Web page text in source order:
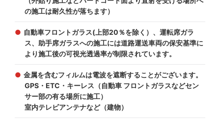
の施工は耐久性が落ちます）
自動車フロントガラス(上部20％を除く）、運転席ガラ
ス、助手席ガラスへの施工には道路運送車両の保安基準に
より施工後の可視光透過率が制限されています。
金属を含むフィルムは電波を遮断することがございます。
GPS・ETC・キーレス（自動車 フロントガラスなどセン
サー部の有る場所に施工）
室内テレビアンテナなど（建物）